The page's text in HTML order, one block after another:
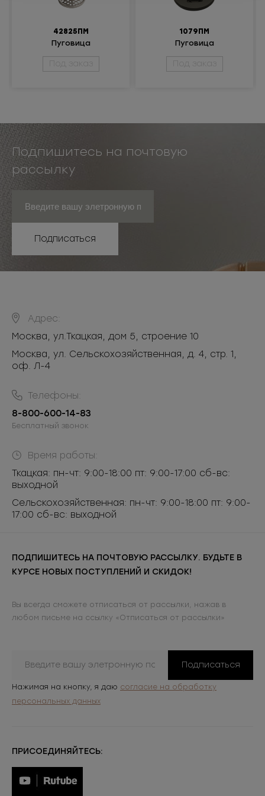
42825ПМ
Пуговица
металлическая
Под заказ
1079ПМ
Пуговица
металлическая 48L
Под заказ
Подпишитесь на почтовую
рассылку
Подписаться
Адрес:
Москва, ул.Ткацкая, дом 5, строение 10
Москва, ул. Сельскохозяйственная, д. 4, стр. 1,
оф. Л-4
Телефоны:
8-800-600-14-83
Бесплатный звонок
Время работы:
Ткацкая: пн-чт: 9:00-18:00 пт: 9:00-17:00 сб-вс:
выходной
Сельскохозяйственная: пн-чт: 9:00-18:00 пт: 9:00-
17:00 сб-вс: выходной
ПОДПИШИТЕСЬ НА ПОЧТОВУЮ РАССЫЛКУ. БУДЬТЕ В
КУРСЕ НОВЫХ ПОСТУПЛЕНИЙ И СКИДОК!
Вы всегда сможете отписаться от рассылки, нажав в
любом письме на ссылку «Отписаться от рассылки»
Подписаться
Нажимая на кнопку, я даю согласие на обработку
персональных данных
ПРИСОЕДИНЯЙТЕСЬ: